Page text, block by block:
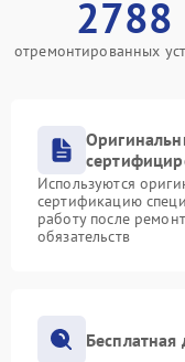
2788
отремонтированных
Используются
сертификацию
работу после
обязательств